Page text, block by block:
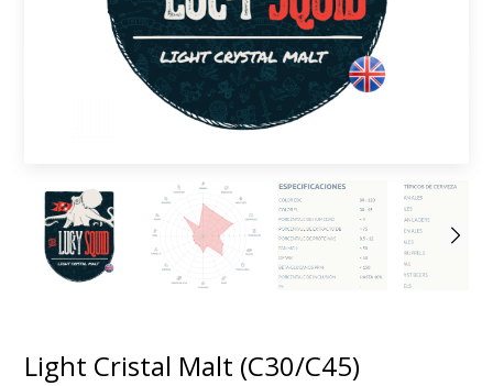
Light Cristal Malt (C30/C45)